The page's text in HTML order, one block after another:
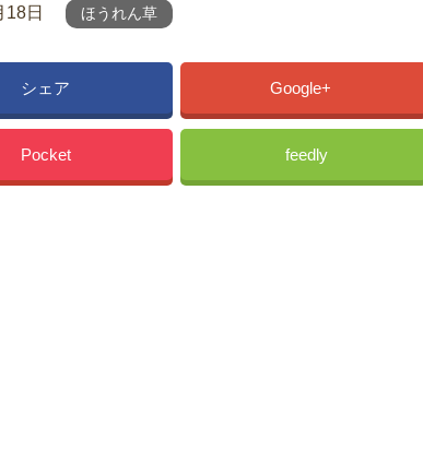
18日 ほうれん草
シェア Google+
Pocket feedly